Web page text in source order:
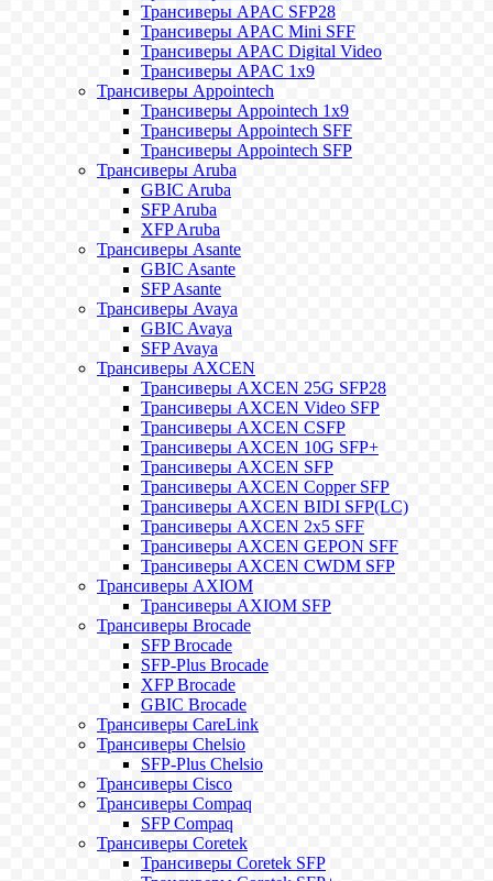
Трансиверы APAC SFP28
Трансиверы APAC Mini SFF
Трансиверы APAC Digital Video
Трансиверы APAC 1x9
Трансиверы Appointech
Трансиверы Appointech 1x9
Трансиверы Appointech SFF
Трансиверы Appointech SFP
Трансиверы Aruba
GBIC Aruba
SFP Aruba
XFP Aruba
Трансиверы Asante
GBIC Asante
SFP Asante
Трансиверы Avaya
GBIC Avaya
SFP Avaya
Трансиверы AXCEN
Трансиверы AXCEN 25G SFP28
Трансиверы AXCEN Video SFP
Трансиверы AXCEN CSFP
Трансиверы AXCEN 10G SFP+
Трансиверы AXCEN SFP
Трансиверы AXCEN Copper SFP
Трансиверы AXCEN BIDI SFP(LC)
Трансиверы AXCEN 2x5 SFF
Трансиверы AXCEN GEPON SFF
Трансиверы AXCEN CWDM SFP
Трансиверы AXIOM
Трансиверы AXIOM SFP
Трансиверы Brocade
SFP Brocade
SFP-Plus Brocade
XFP Brocade
GBIC Brocade
Трансиверы CareLink
Трансиверы Chelsio
SFP-Plus Chelsio
Трансиверы Cisco
Трансиверы Compaq
SFP Compaq
Трансиверы Coretek
Трансиверы Coretek SFP